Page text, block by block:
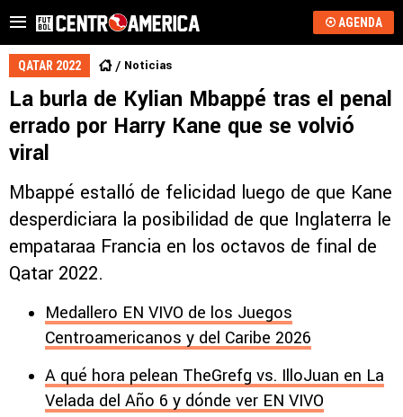
AGENDA
QATAR 2022 Noticias
La burla de Kylian Mbappé tras el penal
errado por Harry Kane que se volvió
viral
Mbappé estalló de felicidad luego de que Kane
desperdiciara la posibilidad de que Inglaterra le
empataraa Francia en los octavos de final de
Qatar 2022.
Medallero EN VIVO de los Juegos
Centroamericanos y del Caribe 2026
A qué hora pelean TheGrefg vs. IlloJuan en La
Velada del Año 6 y dónde ver EN VIVO